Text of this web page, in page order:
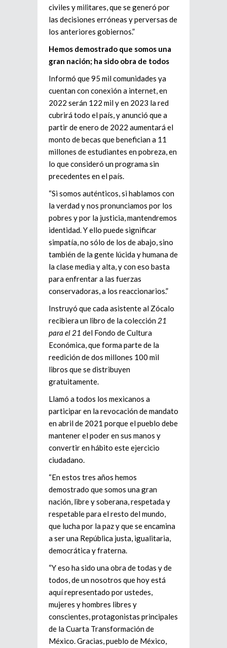
civiles y militares, que se generó por
las decisiones erróneas y perversas de
los anteriores gobiernos.”
Hemos demostrado que somos una
gran nación; ha sido obra de todos
Informó que 95 mil comunidades ya
cuentan con conexión a internet, en
2022 serán 122 mil y en 2023 la red
cubrirá todo el país, y anunció que a
partir de enero de 2022 aumentará el
monto de becas que benefician a 11
millones de estudiantes en pobreza, en
lo que consideró un programa sin
precedentes en el país.
“Si somos auténticos, si hablamos con
la verdad y nos pronunciamos por los
pobres y por la justicia, mantendremos
identidad. Y ello puede significar
simpatía, no sólo de los de abajo, sino
también de la gente lúcida y humana de
la clase media y alta, y con eso basta
para enfrentar a las fuerzas
conservadoras, a los reaccionarios.”
Instruyó que cada asistente al Zócalo
recibiera un libro de la colección 21
para el 21 del Fondo de Cultura
Económica, que forma parte de la
reedición de dos millones 100 mil
libros que se distribuyen
gratuitamente.
Llamó a todos los mexicanos a
participar en la revocación de mandato
en abril de 2021 porque el pueblo debe
mantener el poder en sus manos y
convertir en hábito este ejercicio
ciudadano.
“En estos tres años hemos
demostrado que somos una gran
nación, libre y soberana, respetada y
respetable para el resto del mundo,
que lucha por la paz y que se encamina
a ser una República justa, igualitaria,
democrática y fraterna.
“Y eso ha sido una obra de todas y de
todos, de un nosotros que hoy está
aquí representado por ustedes,
mujeres y hombres libres y
conscientes, protagonistas principales
de la Cuarta Transformación de
México. Gracias, pueblo de México,